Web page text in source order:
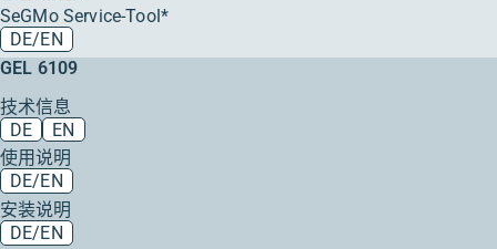
SeGMo Service-Tool*
DE/EN
GEL 6109
技术信息
DE
EN
使用说明
DE/EN
安装说明
DE/EN